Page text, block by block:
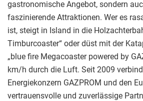
gastronomische Angebot, sondern
faszinierende Attraktionen. Wer es
ist, steigt in Island in die
Timburcoaster“ oder düst mit der
„blue fire Megacoaster powered by
km/h durch die Luft. Seit 2009
Energiekonzern GAZPROM und den
vertrauensvolle und zuverlässige